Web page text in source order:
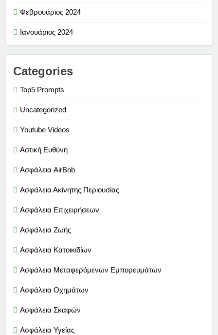
Φεβρουάριος 2024
Ιανουάριος 2024
Categories
Top5 Prompts
Uncategorized
Youtube Videos
Αστική Ευθύνη
Ασφάλεια AirBnb
Ασφάλεια Ακίνητης Περιουσίας
Ασφάλεια Επιχειρήσεων
Ασφάλεια Ζωής
Ασφάλεια Κατοικιδίων
Ασφάλεια Μεταφερόμενων Εμπορευμάτων
Ασφάλεια Οχημάτων
Ασφάλεια Σκαφών
Ασφάλεια Υγείας